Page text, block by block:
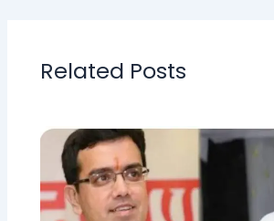
Related Posts